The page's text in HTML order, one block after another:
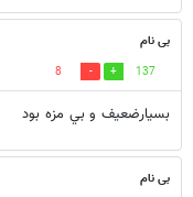
بی نام
137
8
بسيارضعيف و بي مزه بود
بی نام